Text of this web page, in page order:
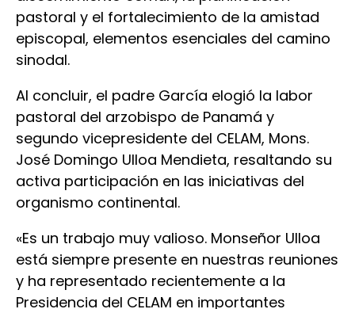
pastoral y el fortalecimiento de la amistad
episcopal, elementos esenciales del camino
sinodal.
Al concluir, el padre García elogió la labor
pastoral del arzobispo de Panamá y
segundo vicepresidente del CELAM, Mons.
José Domingo Ulloa Mendieta, resaltando su
activa participación en las iniciativas del
organismo continental.
«Es un trabajo muy valioso. Monseñor Ulloa
está siempre presente en nuestras reuniones
y ha representado recientemente a la
Presidencia del CELAM en importantes